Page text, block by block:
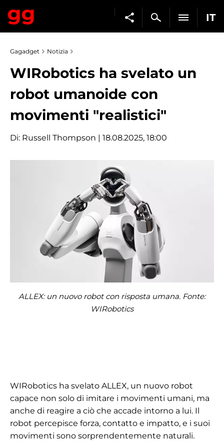
IT
Gagadget Notizia
WIRobotics ha svelato un
robot umanoide con
movimenti "realistici"
Di: Russell Thompson | 18.08.2025, 18:00
ALLEX: un nuovo robot con risposta umana. Fonte:
WIRobotics
WIRobotics ha svelato ALLEX, un nuovo robot
capace non solo di imitare i movimenti umani, ma
anche di reagire a ciò che accade intorno a lui. Il
robot percepisce forza, contatto e impatto, e i suoi
movimenti sono sorprendentemente naturali.